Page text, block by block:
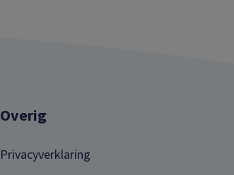
Overig
Privacyverklaring